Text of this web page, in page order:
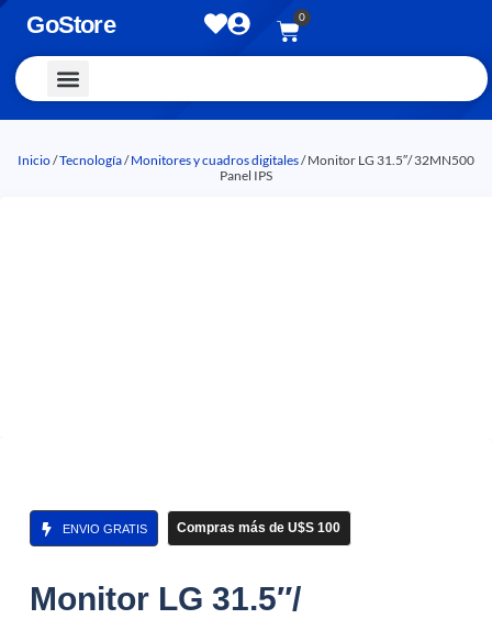
GoStore 0
Inicio/Tecnología/Monitores y cuadros digitales/ Monitor LG 31.5″/ 32MN500
Panel IPS
ENVIO GRATIS Compras más de U$S 100
Monitor LG 31.5″/